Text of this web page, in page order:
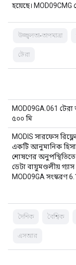
হয়েছে। MOD09CMG
উজ্জ্বলতা-তাপমাত্রা
টেরা
MOD09GA.061
৫০০ মি
MODIS সারফেস
একটি আনুমানিক
শোষণের অনুপস্থিতিতে
ডেটা বায়ুমণ্ডলীয়
MOD09GA সংস্করণ
দৈনিক বৈশ্বিক
এসআর